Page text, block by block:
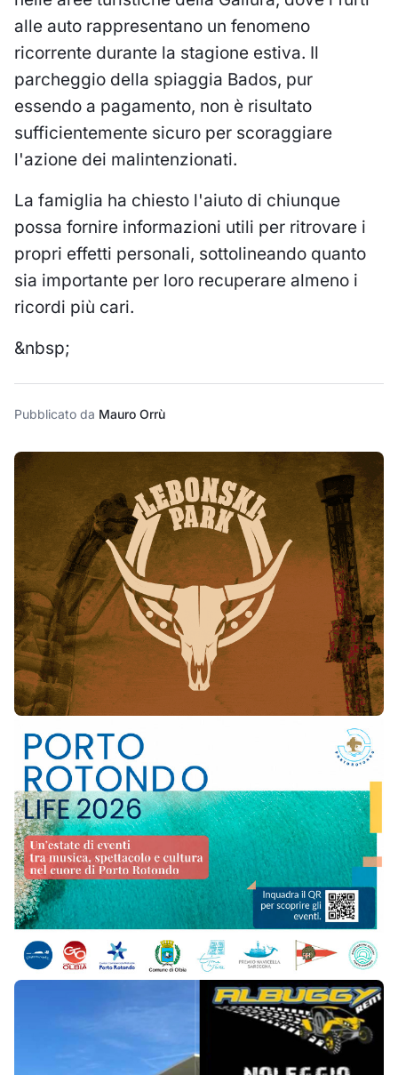
alle auto rappresentano un fenomeno
ricorrente durante la stagione estiva. Il
parcheggio della spiaggia Bados, pur
essendo a pagamento, non è risultato
sufficientemente sicuro per scoraggiare
l'azione dei malintenzionati.
La famiglia ha chiesto l'aiuto di chiunque
possa fornire informazioni utili per ritrovare i
propri effetti personali, sottolineando quanto
sia importante per loro recuperare almeno i
ricordi più cari.
&nbsp;
Pubblicato da Mauro Orrù